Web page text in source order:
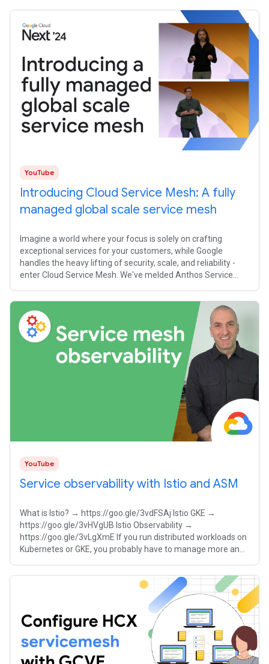
YouTube
Introducing Cloud Service Mesh: A fully
managed global scale service mesh
Imagine a world where your focus is solely on crafting
exceptional services for your customers, while Google
handles the heavy lifting of security, scale, and reliability -
enter Cloud Service Mesh. We've melded Anthos Service
YouTube
Service observability with Istio and ASM
What is Istio? → https://goo.gle/3vdFSAj Istio GKE →
https://goo.gle/3vHVgUB Istio Observability →
https://goo.gle/3vLgXmE If you run distributed workloads on
Kubernetes or GKE, you probably have to manage more and